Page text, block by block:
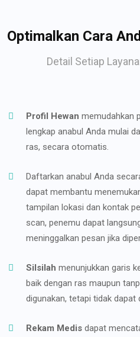
Optimalkan Cara
Detail Setiap
Profil Hewan memudahkan
lengkap anabul Anda mulai
ras, secara otomatis.
Daftarkan anabul Anda
dapat membantu
tampilan lokasi dan kontak
scan, penemu dapat
meninggalkan pesan jika
Silsilah menunjukkan garis
baik dengan ras maupun
digunakan, tetapi tidak dapat
Rekam Medis dapat